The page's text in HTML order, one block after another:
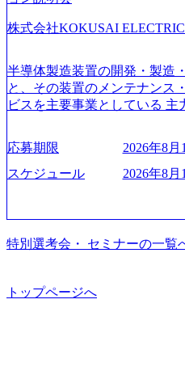
はあるが、社員の興味のある
着けたい方でも幅広に経験を
成が柔軟に可能な環境である。
our-vision-
_93b1bff3-f71c-4bc9-8bd9-
mages/
_956x512.webp https://
on.appspot.com/public/images/
m/our-vision-
ング会社で、NRI、NTTDATA
開発、運用保守と言った全工
特長 ビジネスへの深い理解を
株式会社KOKUSAI ELECTRIC
半導体製造装置の開発・製造
と、その装置のメンテナンス
ビスを主要事業としている
世界トップクラスのシェアを
て未来を創造し、社会課題の
ている Mission:私たちの技術/
話 IoT社会の浸透、AIの加速
急伸長しており、それに伴い
中 https://storage.googleapis.com/
on-production.appspot.com/
cb8-329e-4a45-a8f5-
応募期限
2026年8月
スケジュール
2026年8月
特別選考会・ セミナーの一覧
トップページへ